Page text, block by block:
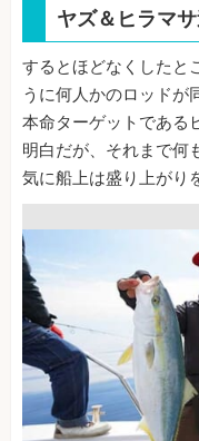
ヤズ＆ヒラマ
するとほどなくしたと
うに何人かのロッドが
本命ターゲットである
明白だが、それまで何
気に船上は盛り上がり